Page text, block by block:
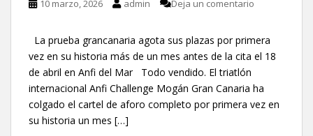
10 marzo, 2026 admin Deja un comentario
La prueba grancanaria agota sus plazas por primera
vez en su historia más de un mes antes de la cita el 18
de abril en Anfi del Mar Todo vendido. El triatlón
internacional Anfi Challenge Mogán Gran Canaria ha
colgado el cartel de aforo completo por primera vez en
su historia un mes […]